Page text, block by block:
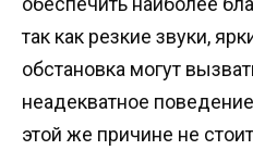
так как резкие звуки,
обстановка могут
неадекватное
этой же причине не